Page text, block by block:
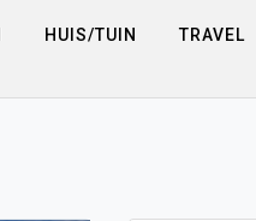
HUIS/TUIN TRAVEL